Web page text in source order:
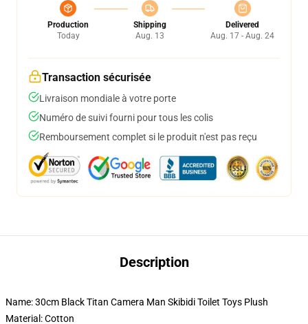
Production
Today
Shipping
Aug. 13
Delivered
Aug. 17 - Aug. 24
Transaction sécurisée
Livraison mondiale à votre porte
Numéro de suivi fourni pour tous les colis
Remboursement complet si le produit n'est pas reçu
Description
Name: 30cm Black Titan Camera Man Skibidi Toilet Toys Plush
Material: Cotton